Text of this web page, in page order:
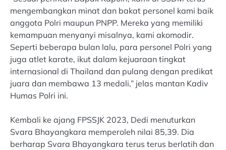
mengembangkan minat dan bakat personel kami baik
anggota Polri maupun PNPP. Mereka yang memiliki
kemampuan menyanyi misalnya, kami akomodir.
Seperti beberapa bulan lalu, para personel Polri yang
juga atlet karate, ikut dalam kejuaraan tingkat
internasional di Thailand dan pulang dengan predikat
juara dan membawa 13 medali,” jelas mantan Kadiv
Humas Polri ini.
Kembali ke ajang FPSSJK 2023, Dedi menuturkan
Svara Bhayangkara memperoleh nilai 85,39. Dia
berharap Svara Bhayangkara terus terus berlatih dan